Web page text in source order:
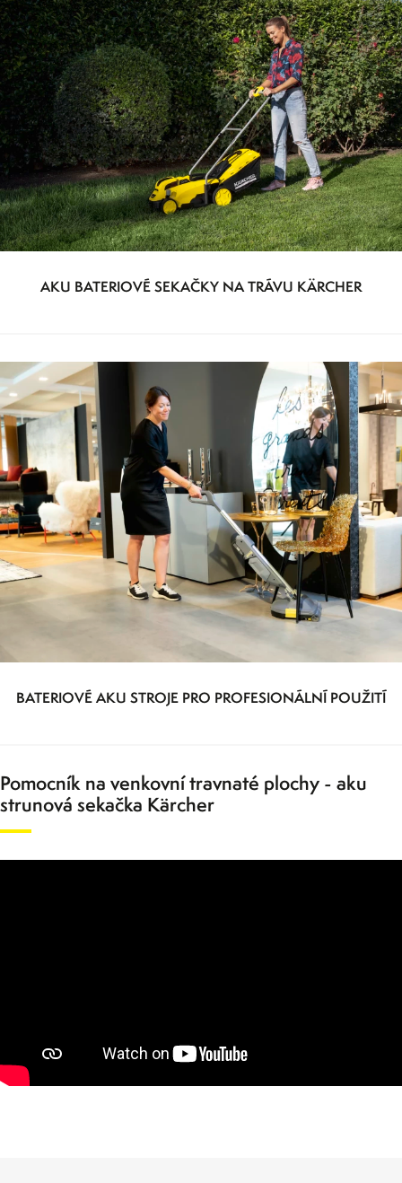
AKU BATERIOVÉ SEKAČKY NA TRÁVU KÄRCHER
BATERIOVÉ AKU STROJE PRO PROFESIONÁLNÍ POUŽITÍ
Pomocník na venkovní travnaté plochy - aku
strunová sekačka Kärcher